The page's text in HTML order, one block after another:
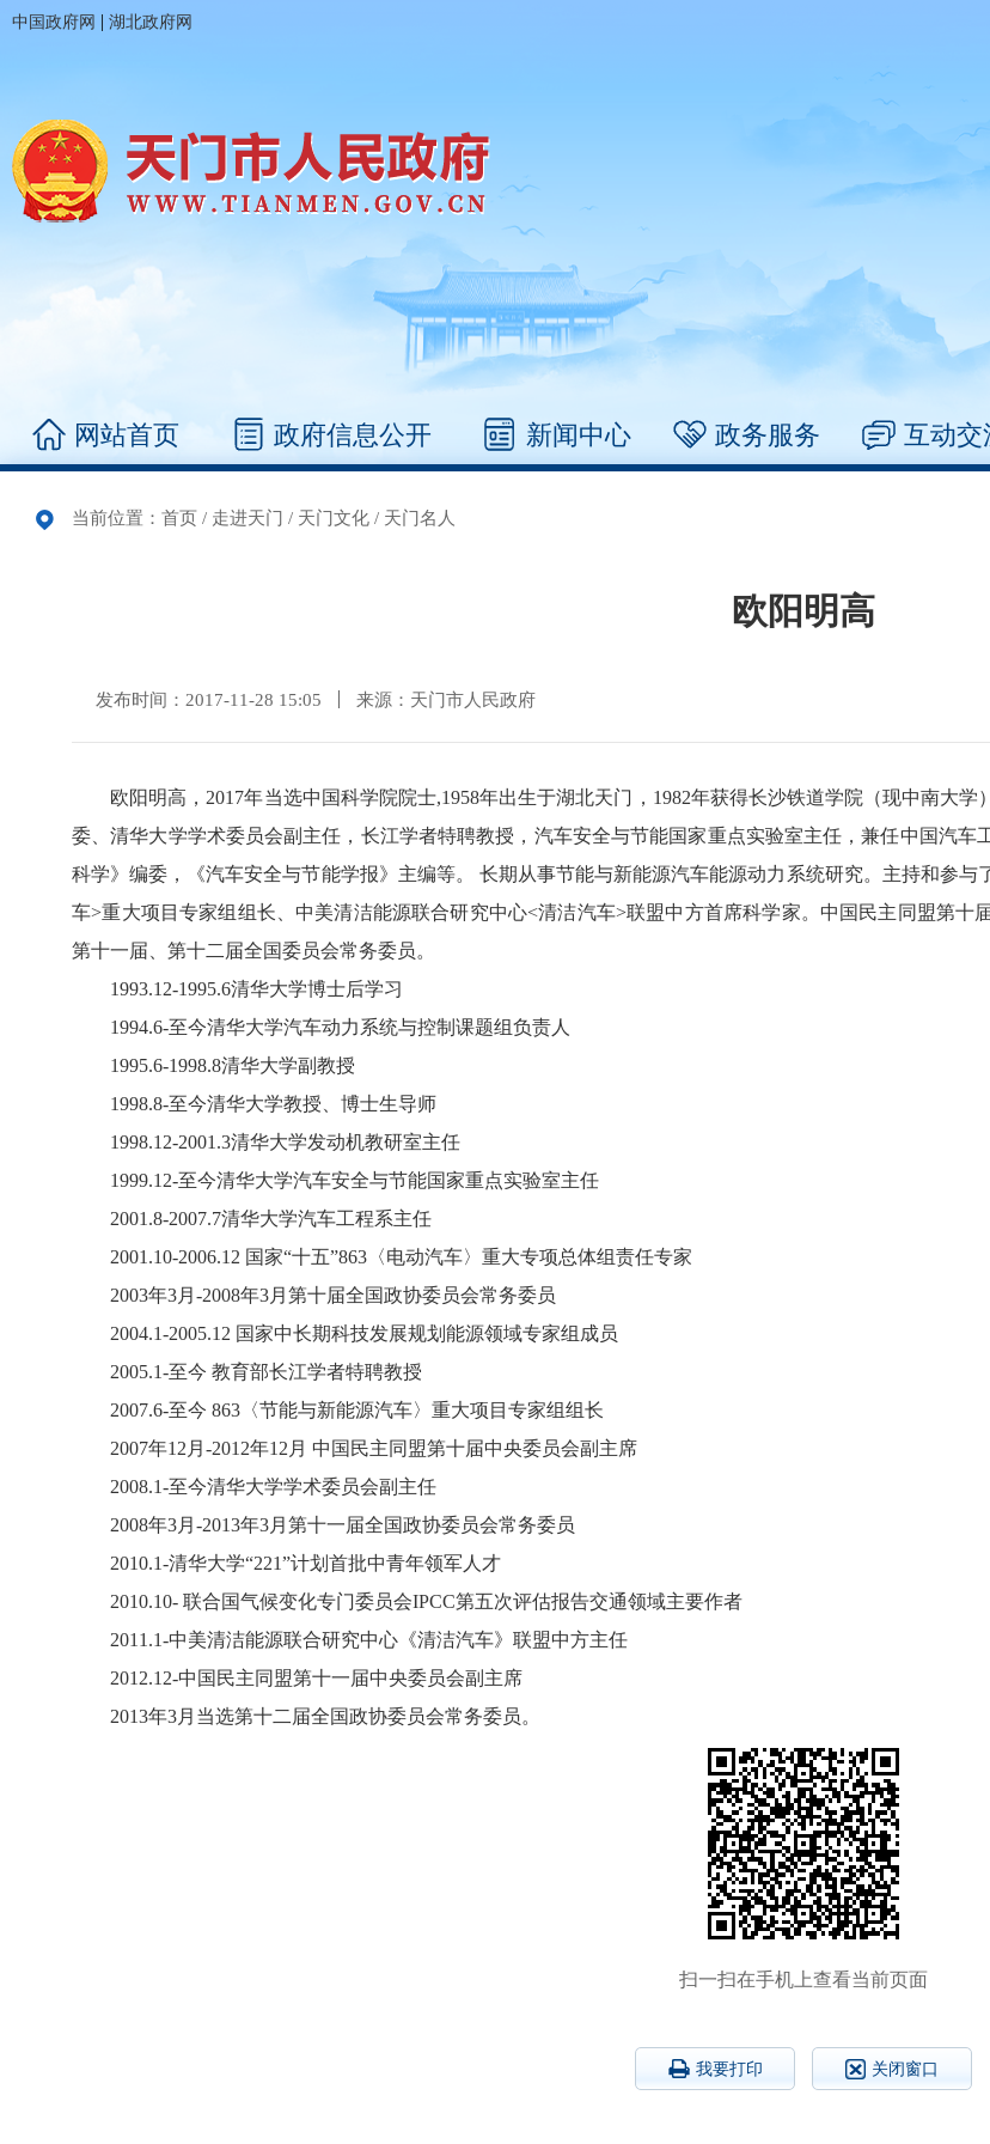
中国政府网 | 湖北政府网
网站首页 政府信息公开 新闻中心 政务服务 互动交
当前位置： 首页 / 走进天门 / 天门文化 / 天门名人
欧阳明高
发布时间：2017-11-28 15:05 来源：天门市人民政府
欧阳明高，2017年当选中国科学院院士,1958年出生于湖北天门，1982年获得长沙铁道学院（现中南大学
委、清华大学学术委员会副主任，长江学者特聘教授，汽车安全与节能国家重点实验室主任，兼任中国汽
科学》编委，《汽车安全与节能学报》主编等。 长期从事节能与新能源汽车能源动力系统研究。主持和参
车>重大项目专家组组长、中美清洁能源联合研究中心<清洁汽车>联盟中方首席科学家。中国民主同盟第十
第十一届、第十二届全国委员会常务委员。
1993.12-1995.6清华大学博士后学习
1994.6-至今清华大学汽车动力系统与控制课题组负责人
1995.6-1998.8清华大学副教授
1998.8-至今清华大学教授、博士生导师
1998.12-2001.3清华大学发动机教研室主任
1999.12-至今清华大学汽车安全与节能国家重点实验室主任
2001.8-2007.7清华大学汽车工程系主任
2001.10-2006.12 国家“十五”863〈电动汽车〉重大专项总体组责任专家
2003年3月-2008年3月第十届全国政协委员会常务委员
2004.1-2005.12 国家中长期科技发展规划能源领域专家组成员
2005.1-至今 教育部长江学者特聘教授
2007.6-至今 863〈节能与新能源汽车〉重大项目专家组组长
2007年12月-2012年12月 中国民主同盟第十届中央委员会副主席
2008.1-至今清华大学学术委员会副主任
2008年3月-2013年3月第十一届全国政协委员会常务委员
2010.1-清华大学“221”计划首批中青年领军人才
2010.10- 联合国气候变化专门委员会IPCC第五次评估报告交通领域主要作者
2011.1-中美清洁能源联合研究中心《清洁汽车》联盟中方主任
2012.12-中国民主同盟第十一届中央委员会副主席
2013年3月当选第十二届全国政协委员会常务委员。
扫一扫在手机上查看当前页面
我要打印 关闭窗口